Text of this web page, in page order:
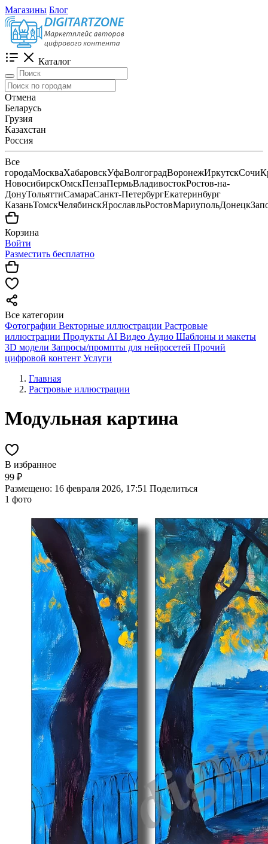
Магазины Блог
Каталог
Отмена
Беларусь
Грузия
Казахстан
Россия
Все
городаМоскваХабаровскУфаВолгоградВоронежИркутскСочи
НовосибирскОмскПензаПермьВладивостокРостов-на-
ДонуТольяттиСамараСанкт-ПетербургЕкатеринбург
КазаньТомскЧелябинскЯрославльРостовМариупольДонецк
Корзина
Войти
Разместить бесплатно
Все категории
Фотографии Векторные иллюстрации Растровые
иллюстрации Продукты AI Видео Аудио Шаблоны и макеты
3D модели Запросы/промпты для нейросетей Прочий
цифровой контент Услуги
Главная
Растровые иллюстрации
Модульная картина
В избранное
99 ₽
Размещено: 16 февраля 2026, 17:51 Поделиться
1 фото